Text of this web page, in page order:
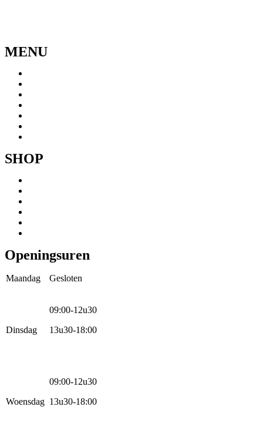
MENU
Menu
SHOP
Menu
Openingsuren
Maandag Gesloten
Dinsdag
09:00-12u30
13u30-18:00
Woensdag
09:00-12u30
13u30-18:00